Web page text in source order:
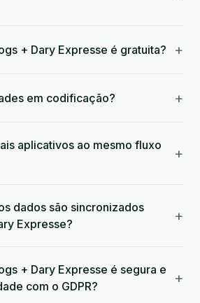
+ Dary Expresse é gratuita? +
em codificação? +
aplicativos ao mesmo fluxo
+
dados são sincronizados
Expresse?
+
+ Dary Expresse é segura e
com o GDPR?
+